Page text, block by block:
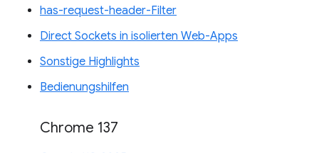
has-request-header-Filter
Direct Sockets in isolierten Web-Apps
Sonstige Highlights
Bedienungshilfen
Chrome 137